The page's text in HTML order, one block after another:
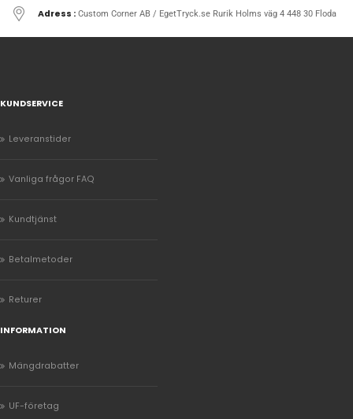
Adress : Custom Corner AB / EgetTryck.se Rurik Holms väg 4 448 30 Floda
KUNDSERVICE
Leveranstider
Vanliga frågor FAQ
Kundtjänst
Betalmetoder
Returer
INFORMATION
Mängdrabatter
UF-företag